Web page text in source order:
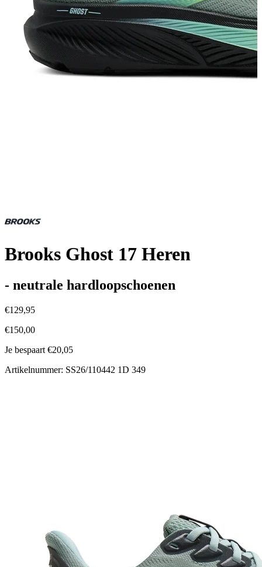
Brooks Ghost 17 Heren
- neutrale hardloopschoenen
€129,95
€150,00
Je bespaart €20,05
Artikelnummer: SS26/110442 1D 349